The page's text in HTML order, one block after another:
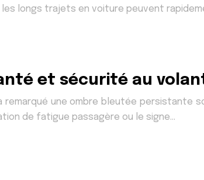
longs trajets en voiture peuvent
et sécurité au
une ombre bleutée persistante
de fatigue passagère ou le signe…